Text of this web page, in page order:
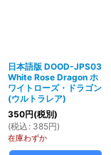
日本語版 DOOD-JPS03
White Rose Dragon ホ
ワイトローズ・ドラゴン
(ウルトラレア)
350円(税別)
(税込 : 385円)
在庫わずか